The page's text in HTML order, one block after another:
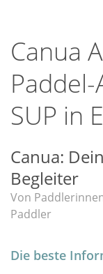
Canua
SUP in
Canua:
Begleiter
Von
Paddler
Die beste